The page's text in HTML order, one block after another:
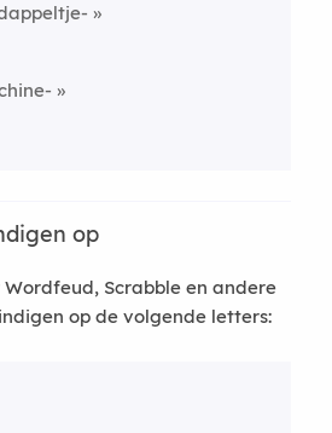
op
Scrabble en andere
op de volgende letters: